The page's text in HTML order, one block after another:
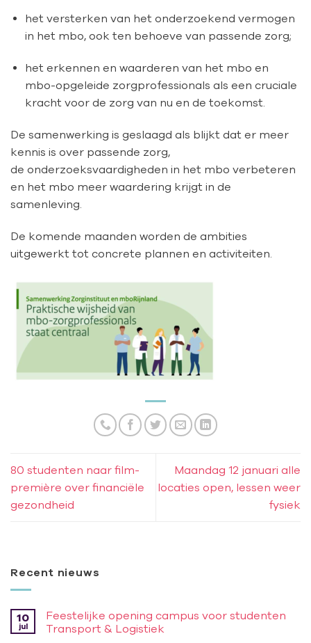
het versterken van het onderzoekend vermogen
in het mbo, ook ten behoeve van passende zorg;
het erkennen en waarderen van het mbo en
mbo-opgeleide zorgprofessionals als een cruciale
kracht voor de zorg van nu en de toekomst.
De samenwerking is geslaagd als blijkt dat er meer
kennis is over passende zorg,
de onderzoeksvaardigheden in het mbo verbeteren
en het mbo meer waardering krijgt in de
samenleving.
De komende maanden worden de ambities
uitgewerkt tot concrete plannen en activiteiten.
80 studenten naar film­
première over financiële
gezondheid
Maandag 12 januari alle
locaties open, lessen weer
fysiek
Recent nieuws
10
jul
Feestelijke opening campus voor studenten
Transport & Logistiek